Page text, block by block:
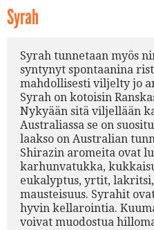
Syrah
Syrah tunnetaan myös
syntynyt spontaanina
mahdollisesti viljelty jo
Syrah on kotoisin
Nykyään sitä viljellään
Australiassa se on
laakso on Australian
Shirazin aromeita ovat
karhunvatukka,
eukalyptus, yrtit, lakritsi,
mausteisuus. Syrahit
hyvin kellarointia.
voivat muodostua